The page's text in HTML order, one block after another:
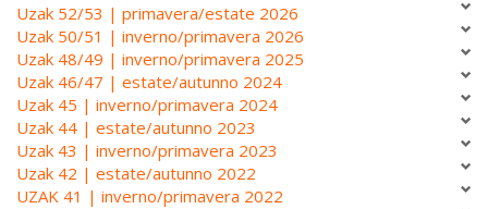
Uzak 52/53 | primavera/estate 2026
Uzak 50/51 | inverno/primavera 2026
Uzak 48/49 | inverno/primavera 2025
Uzak 46/47 | estate/autunno 2024
Uzak 45 | inverno/primavera 2024
Uzak 44 | estate/autunno 2023
Uzak 43 | inverno/primavera 2023
Uzak 42 | estate/autunno 2022
UZAK 41 | inverno/primavera 2022